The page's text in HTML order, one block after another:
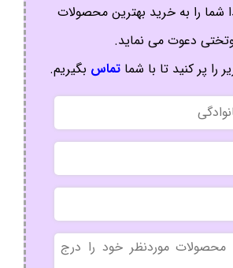
شما را به خرید بهترین محصولات
دعوت می نماید.
را پر کنید تا با شماتماس بگیریم.